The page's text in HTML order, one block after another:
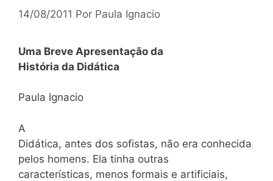
14/08/2011 Por Paula Ignacio
Uma Breve Apresentação da
História da Didática
Paula Ignacio
A
Didática, antes dos sofistas, não era conhecida
pelos homens. Ela tinha outras
características, menos formais e artificiais,